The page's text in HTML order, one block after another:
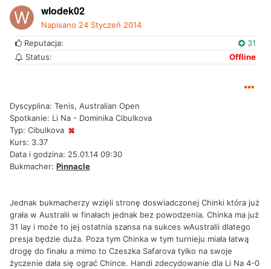
wlodek02
Napisano 24 Styczeń 2014
Reputacja:
31
Status:
Offline
Dyscyplina: Tenis, Australian Open
Spotkanie: Li Na - Dominika Cibulkova
Typ: Cibulkova
Kurs: 3.37
Data i godzina: 25.01.14 09:30
Bukmacher: Pinnacle
Jednak bukmacherzy wzięli stronę doswiadczonej Chinki która już
grała w Australii w finałach jednak bez powodzenia. Chinka ma już
31 lay i może to jej ostatnia szansa na sukces wAustralii dlatego
presja będzie duża. Poza tym Chinka w tym turnieju miała łatwą
drogę do finału a mimo to Czeszka Safarova tylko na swoje
życzenie dała się ograć Chince. Handi zdecydowanie dla Li Na 4-0